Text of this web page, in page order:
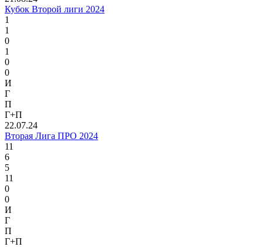
Кубок Второй лиги 2024
1
1
0
1
0
0
И
Г
П
Г+П
22.07.24
Вторая Лига ПРО 2024
11
6
5
11
0
0
И
Г
П
Г+П